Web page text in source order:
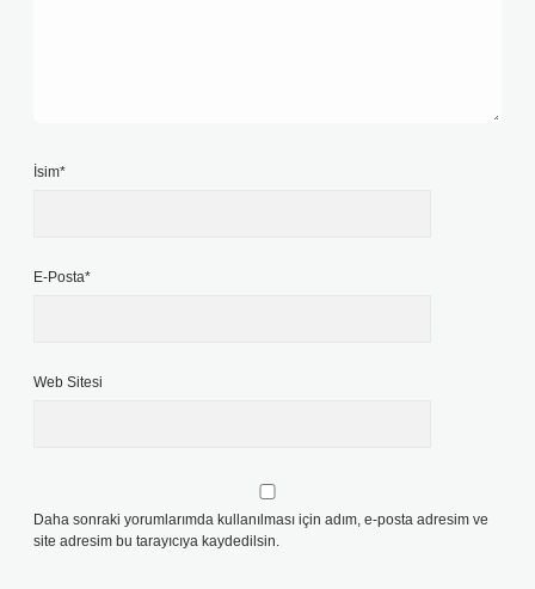
İsim*
E-Posta*
Web Sitesi
Daha sonraki yorumlarımda kullanılması için adım, e-posta adresim ve
site adresim bu tarayıcıya kaydedilsin.